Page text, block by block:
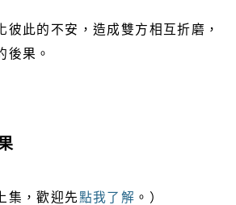
彼此的不安，造成雙方相互折磨，
後果。
集，歡迎先點我了解 。）